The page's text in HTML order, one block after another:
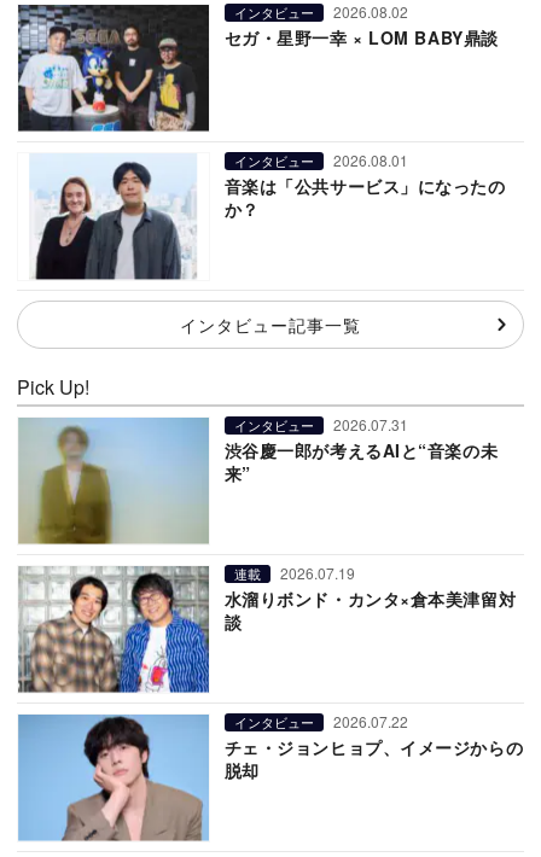
インタビュー 2026.08.02
セガ・星野一幸 × LOM BABY鼎談
インタビュー 2026.08.01
音楽は「公共サービス」になったの
か？
インタビュー記事一覧
Pick Up!
インタビュー 2026.07.31
渋谷慶一郎が考えるAIと“音楽の未
来”
連載 2026.07.19
水溜りボンド・カンタ×倉本美津留対
談
インタビュー 2026.07.22
チェ・ジョンヒョプ、イメージからの
脱却